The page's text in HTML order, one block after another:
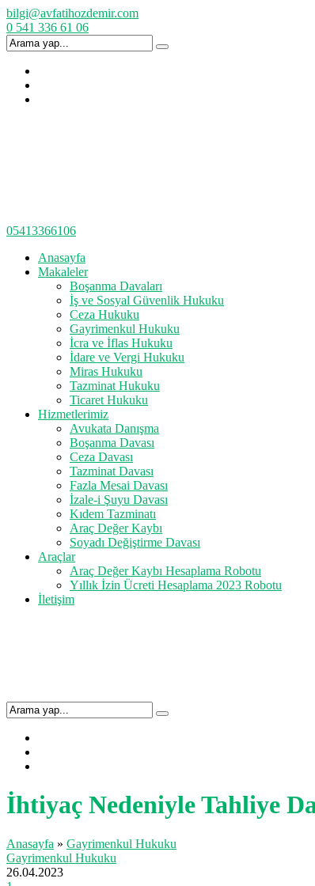
bilgi@avfatihozdemir.com
0 541 336 61 06
05413366106
Anasayfa
Makaleler
Boşanma Davaları
İş ve Sosyal Güvenlik Hukuku
Ceza Hukuku
Gayrimenkul Hukuku
İcra ve İflas Hukuku
İdare ve Vergi Hukuku
Miras Hukuku
Tazminat Hukuku
Ticaret Hukuku
Hizmetlerimiz
Avukata Danışma
Boşanma Davası
Ceza Davası
Tazminat Davası
Fazla Mesai Davası
İzale-i Şuyu Davası
Kıdem Tazminatı
Araç Değer Kaybı
Soyadı Değiştirme Davası
Araçlar
Araç Değer Kaybı Hesaplama Robotu
Yıllık İzin Ücreti Hesaplama 2023 Robotu
İletişim
İhtiyaç Nedeniyle Tahliye
Anasayfa » Gayrimenkul Hukuku
Gayrimenkul Hukuku
26.04.2023